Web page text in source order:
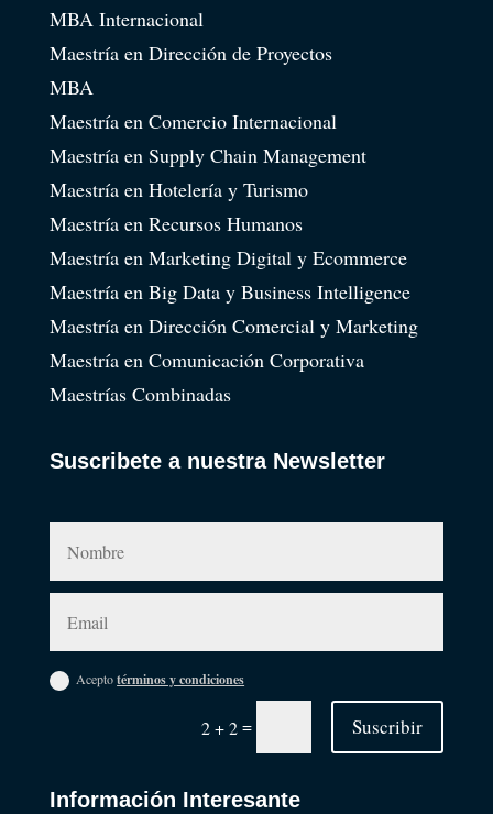
MBA Internacional
Maestría en Dirección de Proyectos
MBA
Maestría en Comercio Internacional
Maestría en Supply Chain Management
Maestría en Hotelería y Turismo
Maestría en Recursos Humanos
Maestría en Marketing Digital y Ecommerce
Maestría en Big Data y Business Intelligence
Maestría en Dirección Comercial y Marketing
Maestría en Comunicación Corporativa
Maestrías Combinadas
Suscribete a nuestra Newsletter
Aceptotérminos y condiciones
2 + 2= Suscribir
Información Interesante